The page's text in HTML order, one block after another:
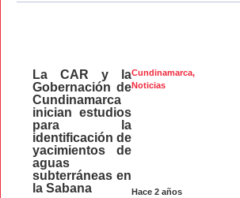
Cundinamarca,
Noticias
Hace 2 años
La CAR y la
Gobernación de
Cundinamarca
inician estudios
para la
identificación de
yacimientos de
aguas
subterráneas en
la Sabana